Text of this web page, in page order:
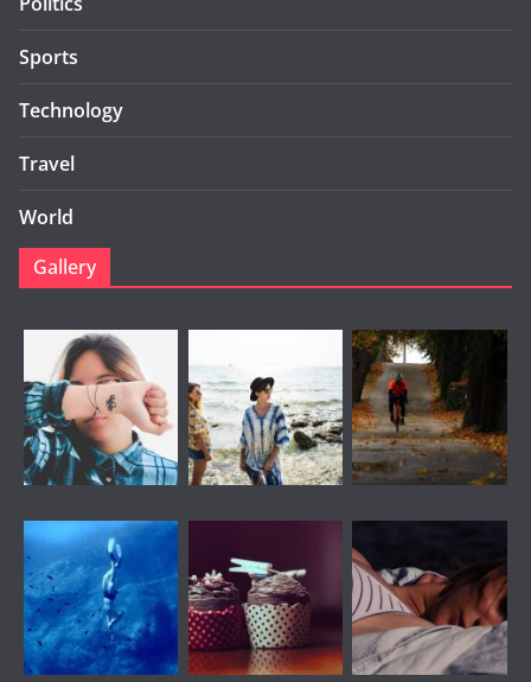
Sports
Technology
Travel
World
Gallery